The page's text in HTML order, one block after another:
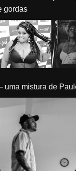
gordas
uma mistura de